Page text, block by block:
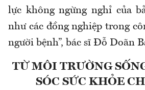
lực không ngừng nghỉ của
như các đồng nghiệp trong
người bệnh”, bác sĩ Đỗ Doãn
TỪ MÔI TRƯỜNG
SÓC SỨC KHỎE